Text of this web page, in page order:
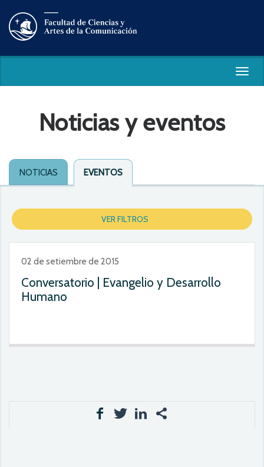
Noticias y eventos
NOTICIAS EVENTOS
VER FILTROS
02 de setiembre de 2015
Conversatorio | Evangelio y Desarrollo
Humano